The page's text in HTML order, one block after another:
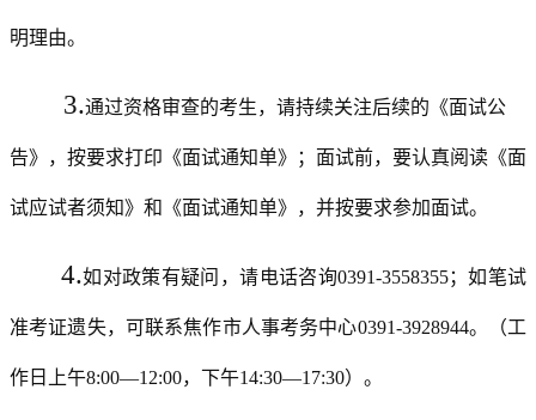
明理由。
3.通过资格审查的考生，请持续关注后续的《面试公
告》，按要求打印《面试通知单》；面试前，要认真阅读《面
试应试者须知》和《面试通知单》，并按要求参加面试。
4.如对政策有疑问，请电话咨询0391-3558355；如笔试
准考证遗失，可联系焦作市人事考务中心0391-3928944。（工
作日上午8:00—12:00，下午14:30—17:30）。